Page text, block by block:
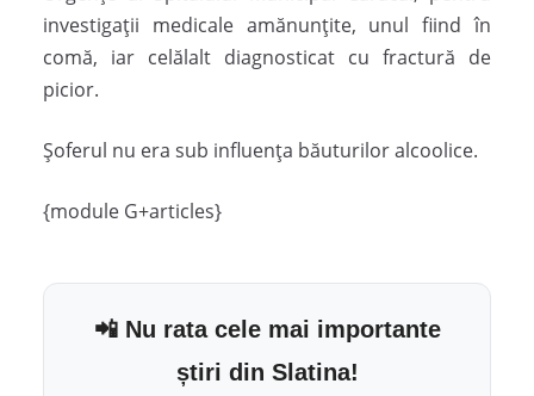
investigații medicale amănunțite, unul fiind în
comă, iar celălalt diagnosticat cu fractură de
picior.
Șoferul nu era sub influența băuturilor alcoolice.
{module G+articles}
📲 Nu rata cele mai importante
știri din Slatina!